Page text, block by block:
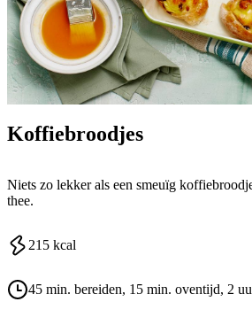
Koffiebroodjes
Niets zo lekker als een smeuïg
thee.
215 kcal
45 min. bereiden, 15 min. oventijd, 2